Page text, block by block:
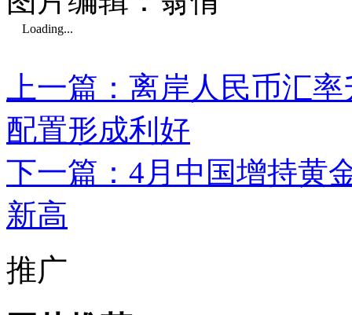
Loading...
上一篇：离岸人民币汇
配置形成利好
下一篇：4月中国增持黄
新高
推广